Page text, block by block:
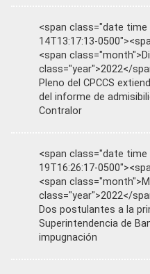
<span class="date
14T13:17:13-
<span
class="year">2022</
Pleno del CPCCS
del informe de
Contralor
<span class="date
19T16:26:17-
<span
class="year">2022</
Dos postulantes a la
Superintendencia de
impugnación